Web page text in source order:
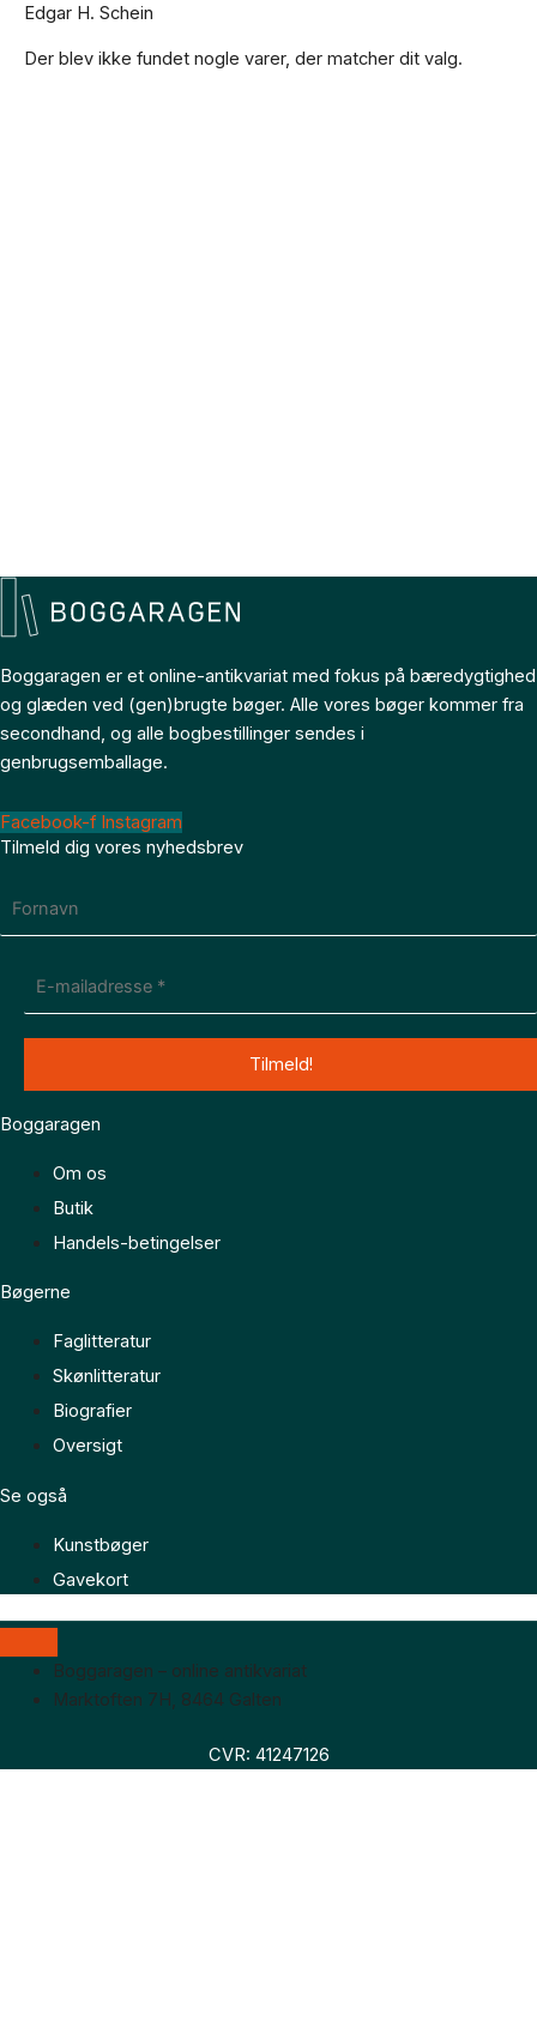
Edgar H. Schein
Der blev ikke fundet nogle varer, der matcher dit valg.
Boggaragen er et online-antikvariat med fokus på bæredygtighed
og glæden ved (gen)brugte bøger. Alle vores bøger kommer fra
secondhand, og alle bogbestillinger sendes i
genbrugsemballage.
Facebook-f Instagram
Tilmeld dig vores nyhedsbrev
Boggaragen
Om os
Butik
Handels-betingelser
Bøgerne
Faglitteratur
Skønlitteratur
Biografier
Oversigt
Se også
Kunstbøger
Gavekort
Boggaragen – online antikvariat
Marktoften 7H, 8464 Galten
CVR: 41247126